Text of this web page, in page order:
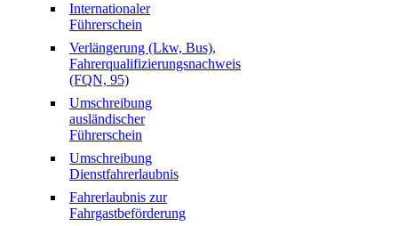
Internationaler
Führerschein
Verlängerung (Lkw, Bus),
Fahrerqualifizierungsnachweis
(FQN, 95)
Umschreibung
ausländischer
Führerschein
Umschreibung
Dienstfahrerlaubnis
Fahrerlaubnis zur
Fahrgastbeförderung